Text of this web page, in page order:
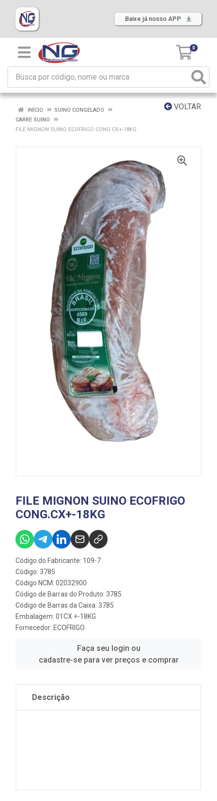
Baixe já nosso APP
0
VOLTAR
INÍCIO
SUINO CONGELADO
CARRE SUINO
FILE MIGNON SUINO ECOFRIGO CONG.CX+-18KG
FILE MIGNON SUINO ECOFRIGO
CONG.CX+-18KG
Código do Fabricante: 109-7
Código: 3785
Código NCM: 02032900
Código de Barras do Produto: 3785
Código de Barras da Caixa: 3785
Embalagem: 01CX +-18KG
Fornecedor: ECOFRIGO
Faça seu login ou
cadastre-se para ver preços e comprar
Descrição